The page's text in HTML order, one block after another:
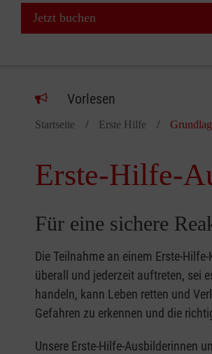
Jetzt buchen
Vorlesen
Startseite Erste Hilfe
Erste-Hilfe-
Für eine sichere
Die Teilnahme an einem Erste-
überall und jederzeit auftreten, sei
handeln, kann Leben retten und
Gefahren zu erkennen und die
Unsere Erste-Hilfe-Ausbilderinnen